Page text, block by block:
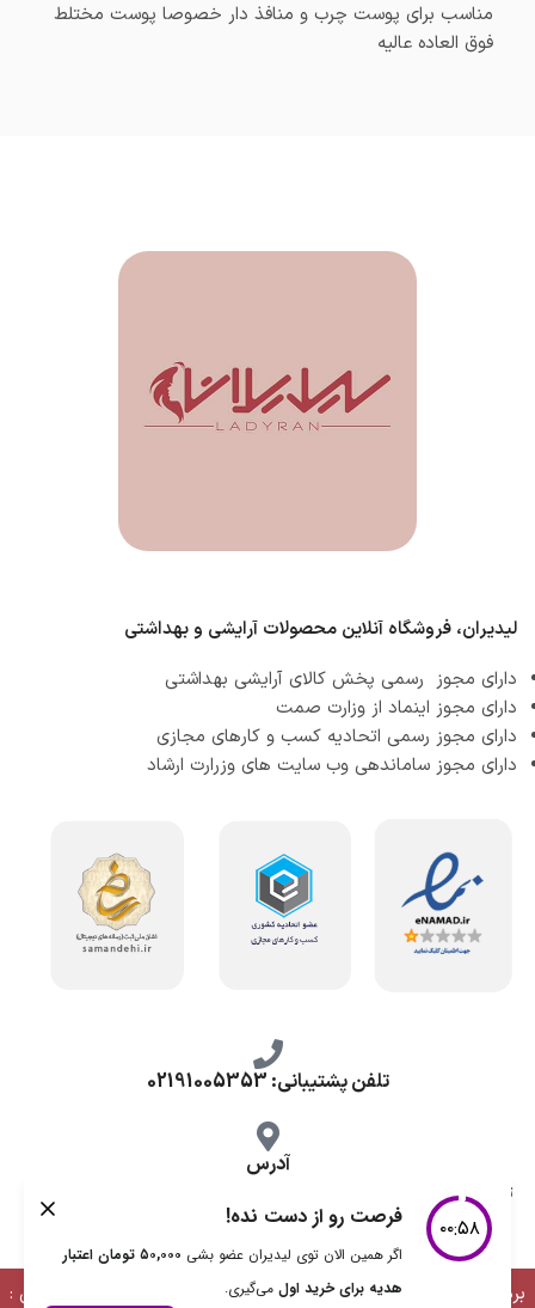
مناسب برای پوست چرب و منافذ دار خصوصا پوست مختلط
فوق العاده عالیه
لیدیران، فروشگاه آنلاین محصولات آرایشی و بهداشتی
دارای مجوز رسمی پخش کالای آرایشی بهداشتی
دارای مجوز اینماد از وزارت صمت
دارای مجوز رسمی اتحادیه کسب و کارهای مجازی
دارای مجوز ساماندهی وب سایت های وزرارت ارشاد
تلفن پشتیبانی: 02191005353
آدرس
تهران، طرشت شمالی، خ محمد حسینی، کوچه گلناز شرقی، پلاک 10.
برداشت مطالب با ذکر منبع بلامانع است | طراحی، توسعه و پشتیبانی :